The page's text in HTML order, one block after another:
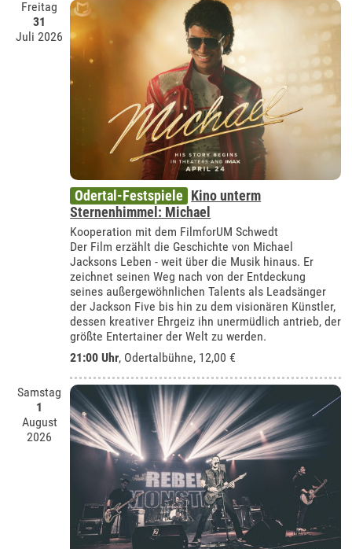
Freitag
31
Juli 2026
Odertal-Festspiele Kino unterm
Sternenhimmel: Michael
Kooperation mit dem FilmforUM Schwedt
Der Film erzählt die Geschichte von Michael
Jacksons Leben - weit über die Musik hinaus. Er
zeichnet seinen Weg nach von der Entdeckung
seines außergewöhnlichen Talents als Leadsänger
der Jackson Five bis hin zu dem visionären Künstler,
dessen kreativer Ehrgeiz ihn unermüdlich antrieb, der
größte Entertainer der Welt zu werden.
21:00 Uhr, Odertalbühne, 12,00 €
Samstag
1
August
2026